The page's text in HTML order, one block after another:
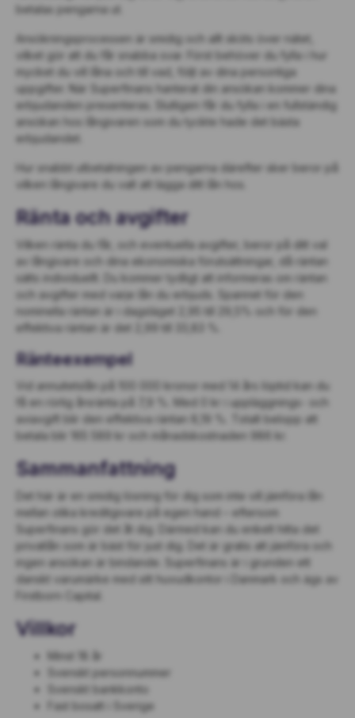
betalas pengarna ut.
Ansökningsprocessen är smidig och allt sköts över nätet,
vilket gör att du får snabba svar. Först behöver du fylla i hur
mycket du vill låna och till vad, följt av dina personliga
uppgifter. När Superfinans hanterat din ansökan kommer dina
erbjudanden presenteras. Slutligen får du fylla i en fullständig
ansökan hos långivaren som du tyckte hade det bästa
erbjudandet.
Hur snabbt utbetalningen av pengarna därefter sker beror på
vilken långivare du valt att lägga ditt lån hos.
Ränta och avgifter
Vilken ränta du får, och eventuella avgifter, beror på ditt val
av långivare och dina ekonomiska förutsättningar, då räntan
sätts individuellt. Du kommer tydligt att informeras om räntan
och avgifter med varje lån du erbjuds. Spannet för den
nominella räntan är i dagsläget 2,95 till 29,5% och för den
effektiva räntan är det 2,99 till 33,83 %.
Ränteexempel
Vid annuitetslån på 100 000 kronor med 14 års löptid kan du
få en rörlig årsränta på 7,9 %. Med 0 kr i uppläggnings- och
aviavgift blir den effektiva räntan 8,19 %. Totalt belopp att
betala blir 165 589 kr och månadskostnaden 986 kr.
Sammanfattning
Det här är en smidig lösning för dig som inte vill jämföra lån
mellan olika kreditgivare på egen hand – eftersom
Superfinans gör det åt dig. Därmed kan du enkelt hitta det
privatlån som är bäst för just dig. Det är gratis att jämföra och
ingen ansökan är bindande. Superfinans är i grunden ett
danskt varumärke med sitt huvudkontor i Danmark och ägs av
Firstborn Capital.
Villkor
Minst 18 år
Svenskt personnummer
Svenskt bankkonto
Fast bosatt i Sverige